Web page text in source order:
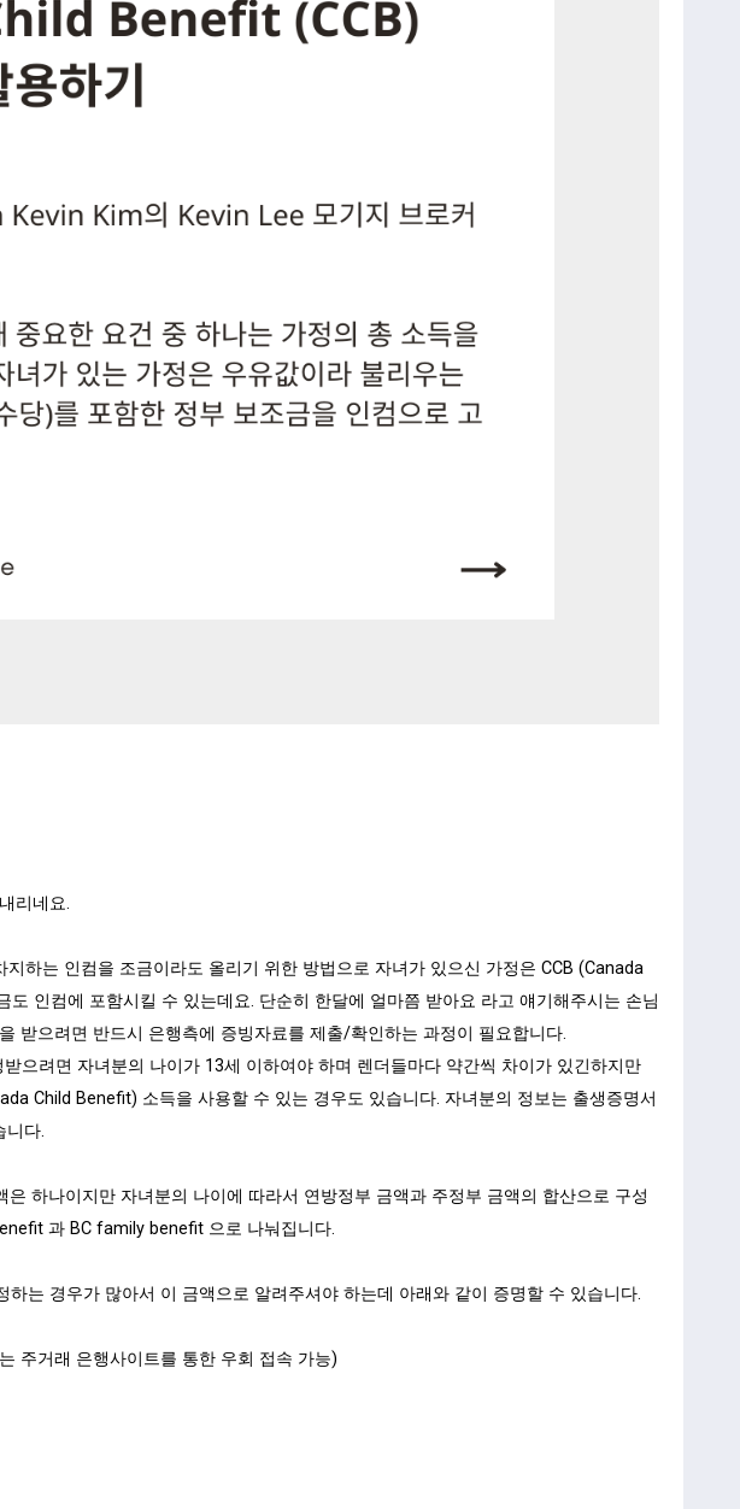
리네요.
하는 인컴을 조금이라도 올리기 위한 방법으로 자녀가 있으신 가정은 CCB (Canada
인컴에 포함시킬 수 있는데요. 단순히 한달에 얼마쯤 받아요 라고 얘기해주시는 손님
받으려면 반드시 은행측에 증빙자료를 제출/확인하는 과정이 필요합니다.
으려면 자녀분의 나이가 13세 이하여야 하며 렌더들마다 약간씩 차이가 있긴하지만
Child Benefit) 소득을 사용할 수 있는 경우도 있습니다. 자녀분의 정보는 출생증명서
니다.
하나이지만 자녀분의 나이에 따라서 연방정부 금액과 주정부 금액의 합산으로 구성
과 BC family benefit 으로 나눠집니다.
는 경우가 많아서 이 금액으로 알려주셔야 하는데 아래와 같이 증명할 수 있습니다.
주거래 은행사이트를 통한 우회 접속 가능)